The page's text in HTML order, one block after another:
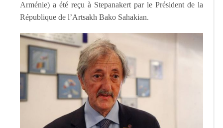
Arménie) a été reçu à Stepanakert par le Président de la
République de l’Artsakh Bako Sahakian.